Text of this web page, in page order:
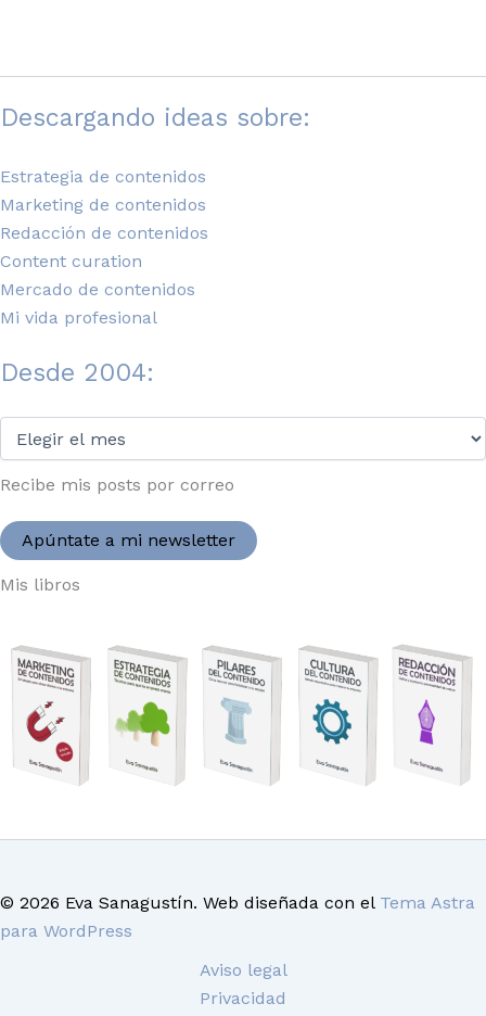
Descargando ideas sobre:
Estrategia de contenidos
Marketing de contenidos
Redacción de contenidos
Content curation
Mercado de contenidos
Mi vida profesional
Desde 2004:
2004:
Recibe mis posts por correo
Apúntate a mi newsletter
Mis libros
© 2026 Eva Sanagustín. Web diseñada con el Tema Astra
para WordPress
Aviso legal
Privacidad